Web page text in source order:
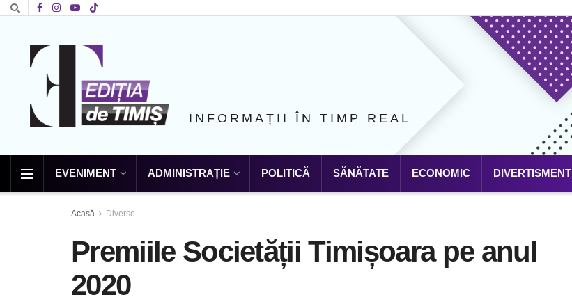
INFORMAȚII ÎN TIMP REAL
EVENIMENT ADMINISTRAȚIE POLITICĂ SĂNĂTATE ECONOMIC DIVERTISMENT
Acasă Diverse
Premiile Societății Timișoara pe anul
2020